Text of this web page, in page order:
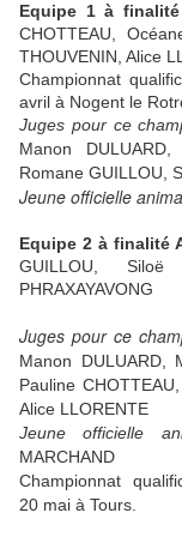
Equipe 1 à finalité
CHOTTEAU,
THOUVENIN, Alice
Championnat
avril à Nogent le
Juges pour ce
Manon
Romane GUILLOU,
Jeune officielle
Equipe 2 à finalité
GUILLOU,
PHRAXAYAVONG
Juges pour ce
Manon DULUARD,
Pauline
Alice LLORENTE
Jeune officielle
MARCHAND
Championnat
20 mai à Tours.